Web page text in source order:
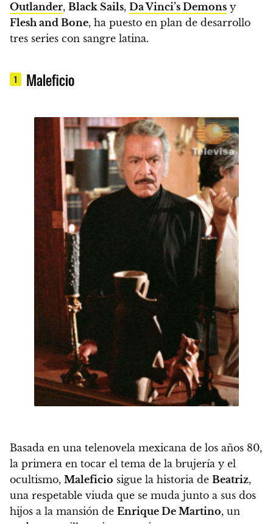
Outlander, Black Sails, Da Vinci’s Demons y
Flesh and Bone, ha puesto en plan de desarrollo
tres series con sangre latina.
1 Maleficio
Basada en una telenovela mexicana de los años 80,
la primera en tocar el tema de la brujería y el
ocultismo, Maleficio sigue la historia de Beatriz,
una respetable viuda que se muda junto a sus dos
hijos a la mansión de Enrique De Martino, un